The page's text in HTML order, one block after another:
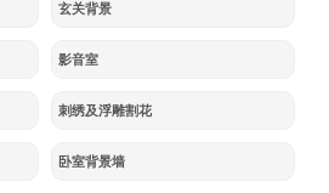
玄关背景
影音室
刺绣及浮雕割花
卧室背景墙